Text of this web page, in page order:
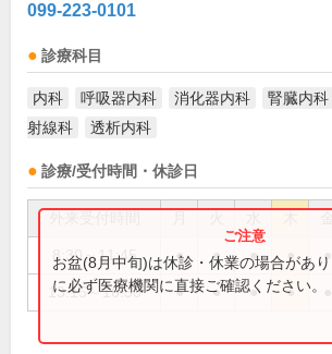
099-223-0101
診療科目
内科 呼吸器内科 消化器内科 腎臓内科
射線科
透析内科
診療/受付時間・休診日
8:30～11:45 ● ● ● ● ●
13:15～16:50 ● ● ● ●
お盆(8月中旬)は休診・休業の場合があ
に必ず医療機関に直接ご確認ください。